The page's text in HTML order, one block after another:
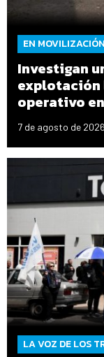
EN MOVILIZACIÓN
Investigan
explotación
operativo
7 de agosto de 2026
LA VOZ DE LOS